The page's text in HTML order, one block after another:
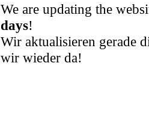
We are updating the
days!
Wir aktualisieren gerade
wir wieder da!